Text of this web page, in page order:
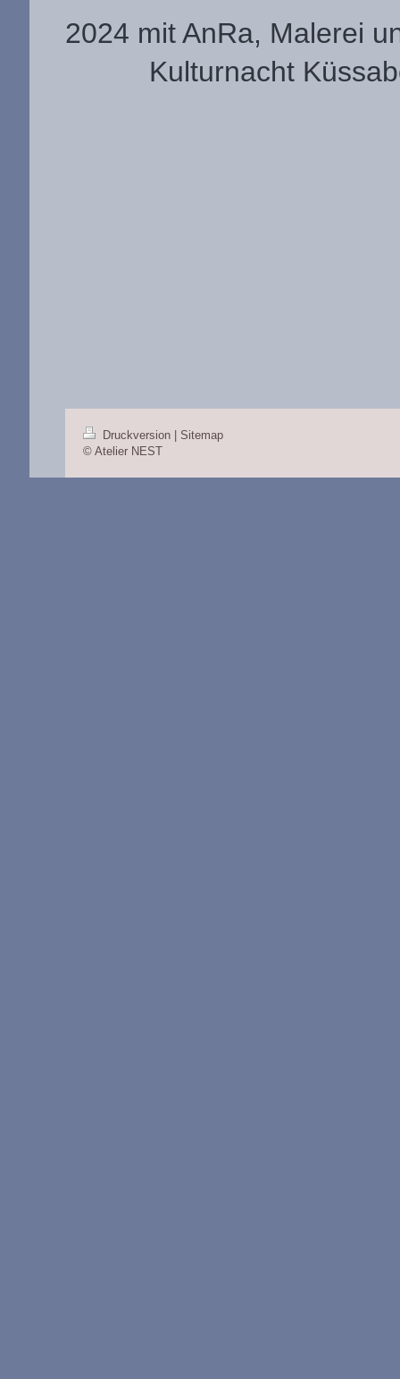
2024 mit AnRa, Malerei
Kulturnacht
Druckversion
Sitemap
© Atelier NEST